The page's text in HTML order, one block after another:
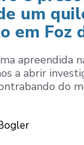
um
em Foz
apreendida
a abrir
do